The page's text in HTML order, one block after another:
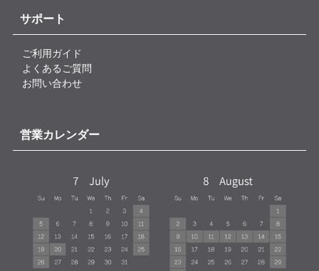
サポート
ご利用ガイド
よくあるご質問
お問い合わせ
営業カレンダー